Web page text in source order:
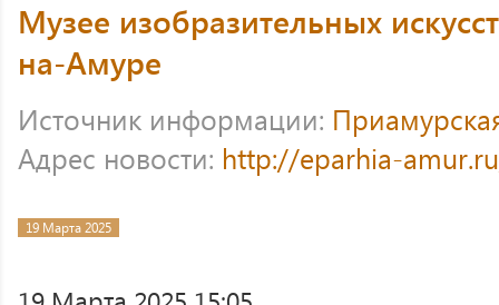
Музее изобразительных
на-Амуре
Источник информации:
Адрес новости: http://eparhia-
19 Марта 2025